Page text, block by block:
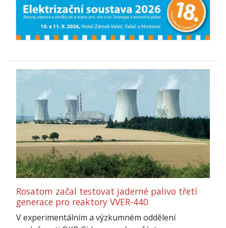
Rosatom začal testovat jaderné palivo třetí
generace pro reaktory VVER-440
V experimentálním a výzkumném oddělení